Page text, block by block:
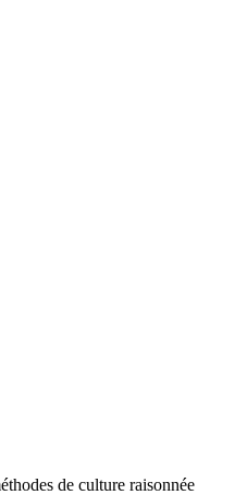
de culture raisonnée